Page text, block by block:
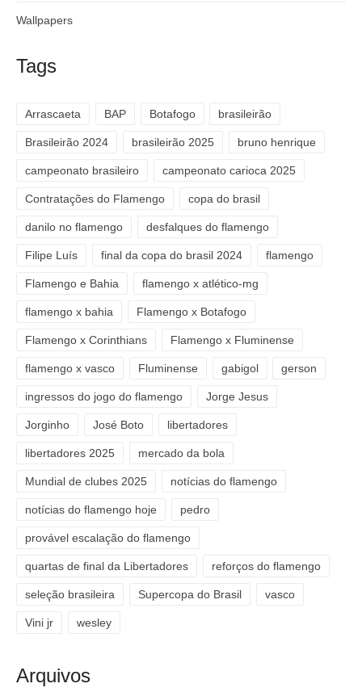
Wallpapers
Tags
Arrascaeta BAP Botafogo brasileirão
Brasileirão 2024 brasileirão 2025 bruno henrique
campeonato brasileiro campeonato carioca 2025
Contratações do Flamengo copa do brasil
danilo no flamengo desfalques do flamengo
Filipe Luís final da copa do brasil 2024 flamengo
Flamengo e Bahia flamengo x atlético-mg
flamengo x bahia Flamengo x Botafogo
Flamengo x Corinthians Flamengo x Fluminense
flamengo x vasco Fluminense gabigol gerson
ingressos do jogo do flamengo Jorge Jesus
Jorginho José Boto libertadores
libertadores 2025 mercado da bola
Mundial de clubes 2025 notícias do flamengo
notícias do flamengo hoje pedro
provável escalação do flamengo
quartas de final da Libertadores reforços do flamengo
seleção brasileira Supercopa do Brasil vasco
Vini jr wesley
Arquivos